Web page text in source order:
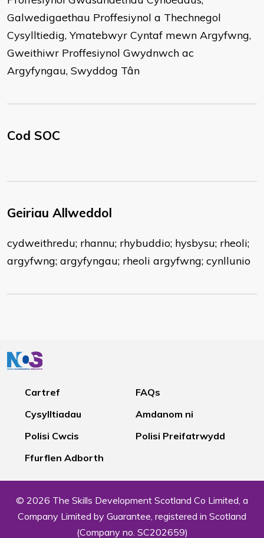
Galwedigaethau Proffesiynol a Thechnegol
Cysylltiedig, Ymatebwyr Cyntaf mewn Argyfwng,
Gweithiwr Proffesiynol Gwydnwch ac
Argyfyngau, Swyddog Tân
Cod SOC
Geiriau Allweddol
cydweithredu; rhannu; rhybuddio; hysbysu; rheoli;
argyfwng; argyfyngau; rheoli argyfwng; cynllunio
Cartref
FAQs
Cysylltiadau
Amdanom ni
Polisi Cwcis
Polisi Preifatrwydd
Ffurflen Adborth
© 2026 The Skills Development Scotland Co Limited, a
Company Limited by Guarantee, registered in Scotland
(Company no. SC202659)